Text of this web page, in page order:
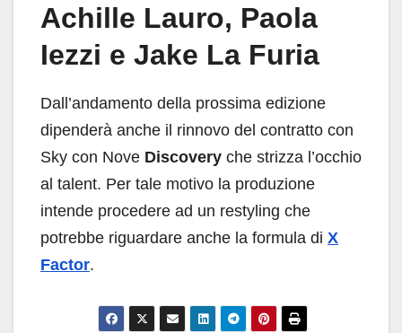
Achille Lauro, Paola
Iezzi e Jake La Furia
Dall’andamento della prossima edizione
dipenderà anche il rinnovo del contratto con
Sky con Nove Discovery che strizza l’occhio
al talent. Per tale motivo la produzione
intende procedere ad un restyling che
potrebbe riguardare anche la formula di X
Factor.